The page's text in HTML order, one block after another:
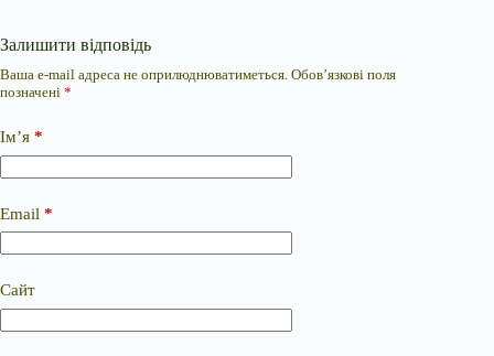
Залишити відповідь
Ваша e-mail адреса не оприлюднюватиметься. Обов’язкові поля
позначені *
Ім’я *
Email *
Сайт